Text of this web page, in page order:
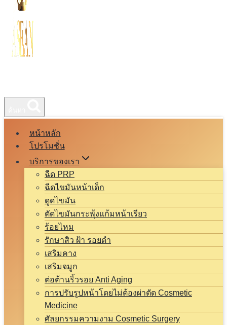
หน้าหลัก
โปรโมชั่น
บริการของเรา
ฉีด PRP
ฉีดไขมันหน้าเด็ก
ดูดไขมัน
ตัดไขมันกระพุ้งแก้มหน้าเรียว
ร้อยไหม
รักษาสิว ฝ้า รอยดำ
เสริมคาง
เสริมจมูก
ต่อต้านริ้วรอย Anti Aging
การปรับรูปหน้าโดยไม่ต้องผ่าตัด Cosmetic
Medicine
ศัลยกรรมความงาม Cosmetic Surgery